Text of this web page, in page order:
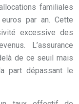
familiales
par an. Cette
excessive des
L’assurance
de ce seuil mais
part dépassant le